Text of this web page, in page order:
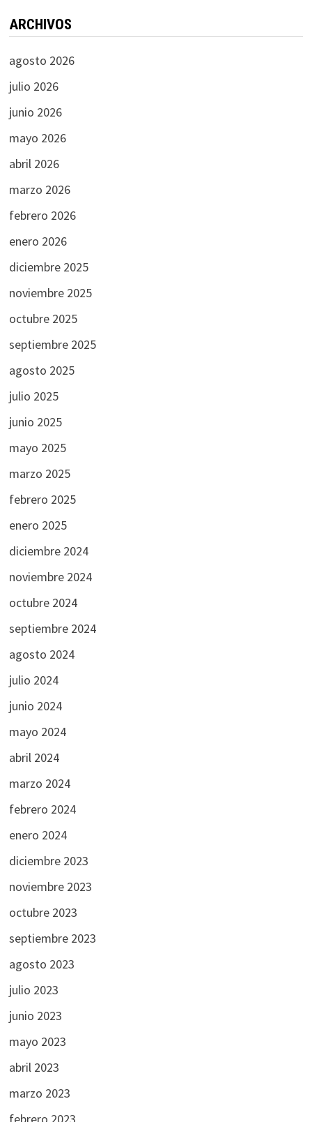
ARCHIVOS
agosto 2026
julio 2026
junio 2026
mayo 2026
abril 2026
marzo 2026
febrero 2026
enero 2026
diciembre 2025
noviembre 2025
octubre 2025
septiembre 2025
agosto 2025
julio 2025
junio 2025
mayo 2025
marzo 2025
febrero 2025
enero 2025
diciembre 2024
noviembre 2024
octubre 2024
septiembre 2024
agosto 2024
julio 2024
junio 2024
mayo 2024
abril 2024
marzo 2024
febrero 2024
enero 2024
diciembre 2023
noviembre 2023
octubre 2023
septiembre 2023
agosto 2023
julio 2023
junio 2023
mayo 2023
abril 2023
marzo 2023